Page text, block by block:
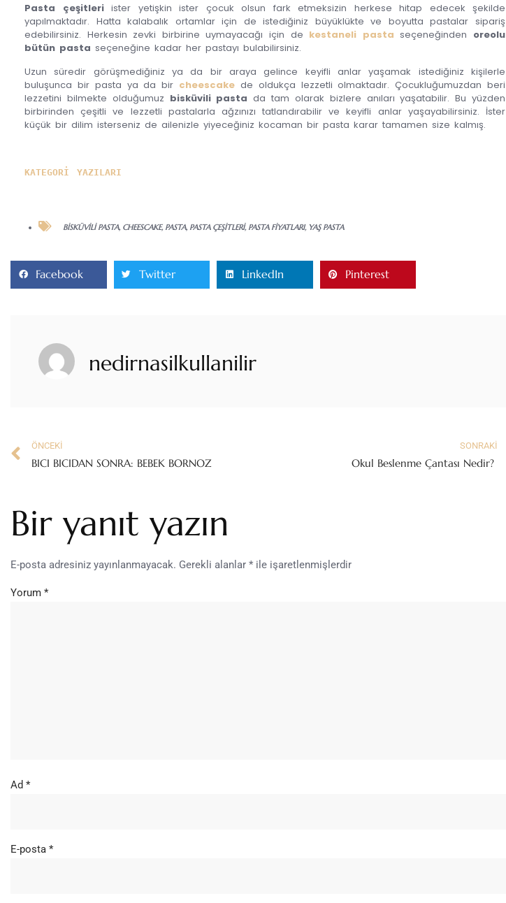
Pasta çeşitleriister yetişkin ister çocuk olsun fark etmeksizin herkese hitap edecek şekilde
yapılmaktadır. Hatta kalabalık ortamlar için de istediğiniz büyüklükte ve boyutta pastalar sipariş
edebilirsiniz. Herkesin zevki birbirine uymayacağı için de kestaneli pasta seçeneğinden oreolu
bütün pasta seçeneğine kadar her pastayı bulabilirsiniz.
Uzun süredir görüşmediğiniz ya da bir araya gelince keyifli anlar yaşamak istediğiniz kişilerle
buluşunca bir pasta ya da bir cheescake de oldukça lezzetli olmaktadır. Çocukluğumuzdan beri
lezzetini bilmekte olduğumuz bisküvili pasta da tam olarak bizlere anıları yaşatabilir. Bu yüzden
birbirinden çeşitli ve lezzetli pastalarla ağzınızı tatlandırabilir ve keyifli anlar yaşayabilirsiniz. İster
küçük bir dilim isterseniz de ailenizle yiyeceğiniz kocaman bir pasta karar tamamen size kalmış.
KATEGORİ YAZILARI
BISKÜVILI PASTA, CHEESCAKE, PASTA, PASTA ÇEŞITLERI, PASTA FIYATLARI, YAŞ PASTA
Facebook Twitter LinkedIn Pinterest
nedirnasilkullanilir
ÖNCEKI
BICI BICIDAN SONRA: BEBEK BORNOZ
SONRAKI
Okul Beslenme Çantası Nedir?
Bir yanıt yazın
E-posta adresiniz yayınlanmayacak. Gerekli alanlar * ile işaretlenmişlerdir
Yorum *
Ad *
E-posta *